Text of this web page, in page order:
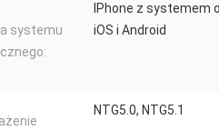
systemu
IPhone z systemem
iOS i Android
NTG5.0, NTG5.1